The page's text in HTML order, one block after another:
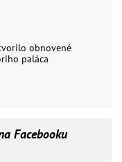
obnovené
paláca
Facebooku